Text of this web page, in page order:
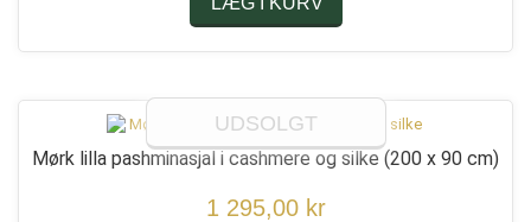
UDSOLGT
Mørk lilla pashminasjal i cashmere og silke (200 x 90 cm)
1 295,00 kr